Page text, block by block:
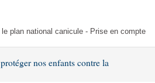
plan national canicule - Prise en compte
nos enfants contre la